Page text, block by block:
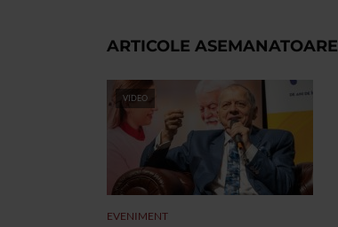
ARTICOLE ASEMANATOARE
VIDEO
EVENIMENT